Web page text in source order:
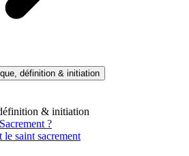
définition & initiation
& initiation
?
saint sacrement